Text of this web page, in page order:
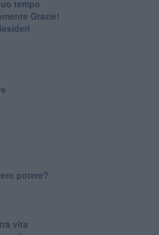
tempo
Grazie!
potere?
vita